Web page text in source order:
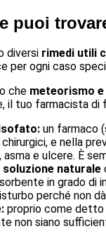
puoi
diversi rimedi utili
per ogni caso
che meteorismo
il tuo farmacista di
un farmaco
e nella
asma e ulcere. È
soluzione naturale
in grado di
perché non
proprio come detto
non siano